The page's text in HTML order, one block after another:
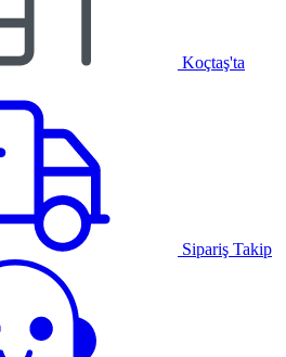
Koçtaş'ta
Sipariş Takip